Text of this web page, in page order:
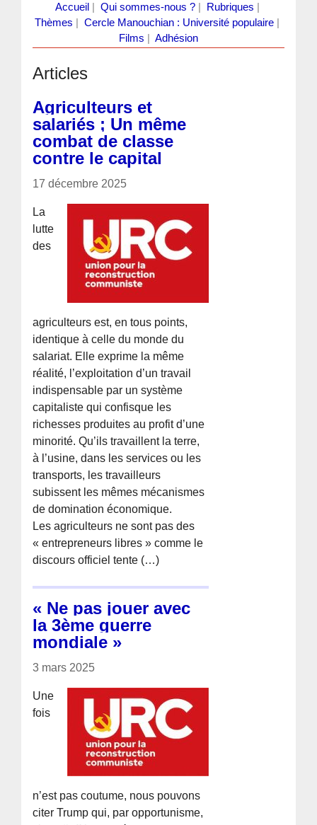
Accueil Qui sommes-nous ?| Rubriques
Thèmes
Cercle Manouchian : Université populaire
Films
Adhésion
Articles
Agriculteurs et
salariés ; Un même
combat de classe
contre le capital
17 décembre 2025
La
lutte
des
agriculteurs est, en tous points,
identique à celle du monde du
salariat. Elle exprime la même
réalité, l’exploitation d’un travail
indispensable par un système
capitaliste qui confisque les
richesses produites au profit d’une
minorité. Qu’ils travaillent la terre,
à l’usine, dans les services ou les
transports, les travailleurs
subissent les mêmes mécanismes
de domination économique.
Les agriculteurs ne sont pas des
« entrepreneurs libres » comme le
discours officiel tente (…)
« Ne pas jouer avec
la 3ème guerre
mondiale »
3 mars 2025
Une
fois
n’est pas coutume, nous pouvons
citer Trump qui, par opportunisme,